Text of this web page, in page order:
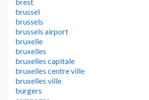
brussel
brussels
brussels airport
bruxelle
bruxelles
bruxelles capitale
bruxelles centre ville
bruxelles ville
burgers